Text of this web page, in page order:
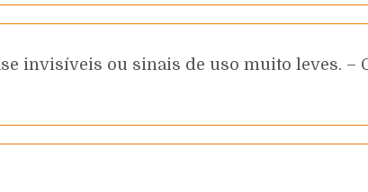
invisíveis ou sinais de uso muito leves. –